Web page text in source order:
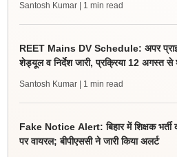
Santosh Kumar | 1 min read
REET Mains DV Schedule: अपर
शेड्यूल व निर्देश जारी, प्रक्रिया 12 अगस्त
Santosh Kumar | 1 min read
Fake Notice Alert: बिहार में शिक्षक भर्ती
पर वायरल; बीपीएससी ने जारी किया अलर्ट